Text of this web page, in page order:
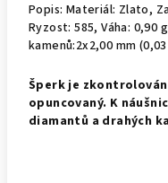
Popis: Materiál: Zlato,
Ryzost: 585, Váha:
kamenů:2x2,00 mm
Šperk je
opuncovaný. K
diamantů a drahých